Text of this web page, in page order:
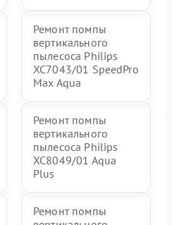
Ремонт помпы
вертикального
пылесоса Philips
XC7043/01 SpeedPro
Max Aqua
Ремонт помпы
вертикального
пылесоса Philips
XC8049/01 Aqua
Plus
Ремонт помпы